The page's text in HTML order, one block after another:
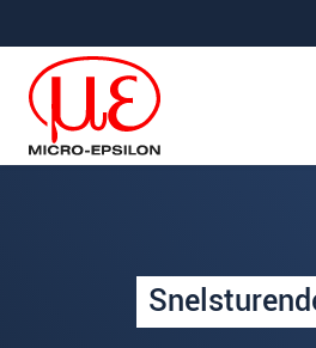
Uw
Begroeting